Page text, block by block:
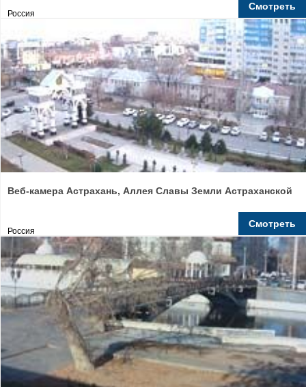
Россия
Смотреть
Веб-камера Астрахань, Аллея Славы Земли Астраханской
Россия
Смотреть